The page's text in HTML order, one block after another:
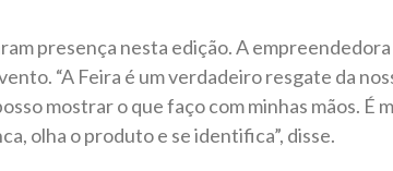
presença nesta edição. A
“A Feira é um verdadeiro resgate da
mostrar o que faço com minhas mãos. É
olha o produto e se identifica”, disse.